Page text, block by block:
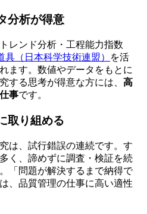
分析が得意
レンド分析・工程能力指数
具（日本科学技術連盟）
を活
ます。数値やデータをもとに
する思考が得意な方には、 高
事です。
取り組める
は、試行錯誤の連続です。す
く、諦めずに調査・検証を続
「問題が解決するまで納得で
、品質管理の仕事に高い適性